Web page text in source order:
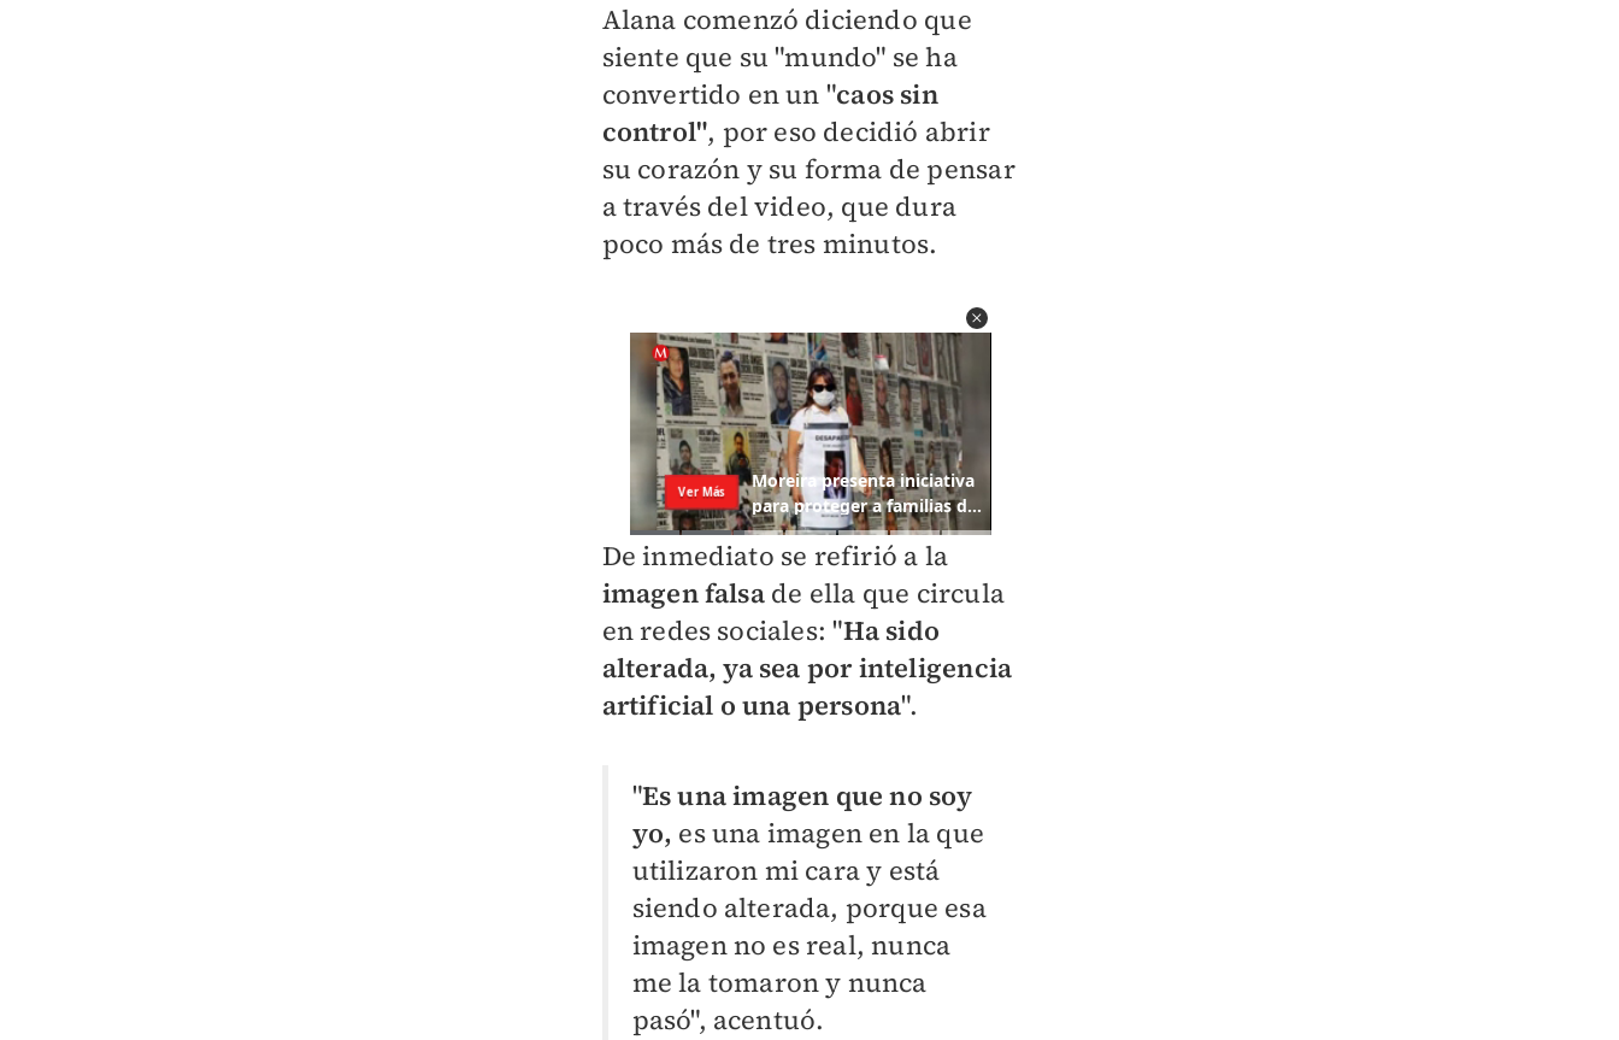
Alana comenzó diciendo que
siente que su "mundo" se ha
convertido en un "caos sin
control", por eso decidió abrir
su corazón y su forma de pensar
a través del video, que dura
poco más de tres minutos.
De inmediato se refirió a la
imagen falsade ella que circula
en redes sociales: "Ha sido
alterada, ya sea por inteligencia
artificial o una persona".
"Es una imagen que no soy
yo, es una imagen en la que
utilizaron mi cara y está
siendo alterada, porque esa
imagen no es real, nunca
me la tomaron y nunca
pasó", acentuó.